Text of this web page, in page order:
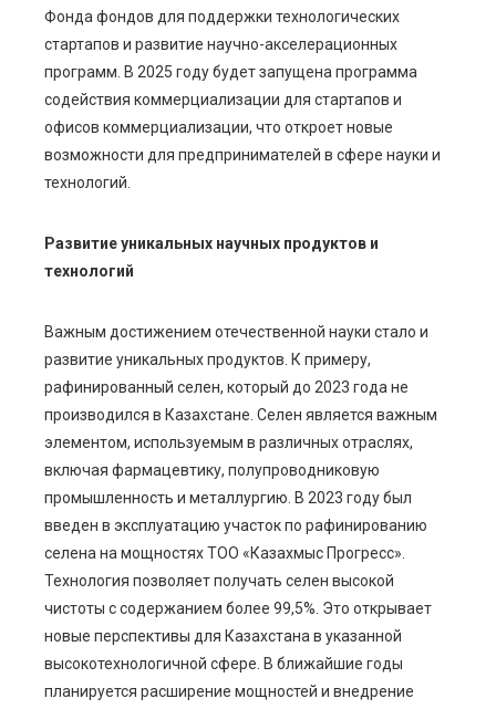
Фонда фондов для поддержки технологических
стартапов и развитие научно-акселерационных
программ. В 2025 году будет запущена программа
содействия коммерциализации для стартапов и
офисов коммерциализации, что откроет новые
возможности для предпринимателей в сфере науки и
технологий.
Развитие уникальных научных продуктов и
технологий
Важным достижением отечественной науки стало и
развитие уникальных продуктов. К примеру,
рафинированный селен, который до 2023 года не
производился в Казахстане. Селен является важным
элементом, используемым в различных отраслях,
включая фармацевтику, полупроводниковую
промышленность и металлургию. В 2023 году был
введен в эксплуатацию участок по рафинированию
селена на мощностях ТОО «Казахмыс Прогресс».
Технология позволяет получать селен высокой
чистоты с содержанием более 99,5%. Это открывает
новые перспективы для Казахстана в указанной
высокотехнологичной сфере. В ближайшие годы
планируется расширение мощностей и внедрение